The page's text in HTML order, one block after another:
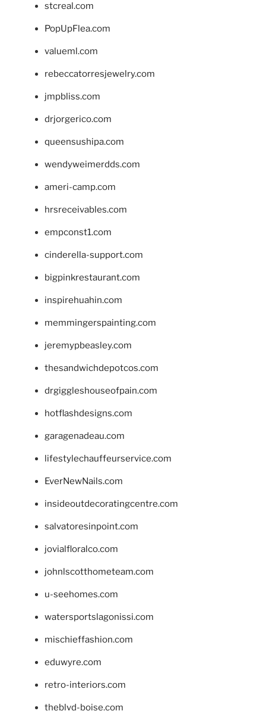
stcreal.com
PopUpFlea.com
valueml.com
rebeccatorresjewelry.com
jmpbliss.com
drjorgerico.com
queensushipa.com
wendyweimerdds.com
ameri-camp.com
hrsreceivables.com
empconst1.com
cinderella-support.com
bigpinkrestaurant.com
inspirehuahin.com
memmingerspainting.com
jeremypbeasley.com
thesandwichdepotcos.com
drgiggleshouseofpain.com
hotflashdesigns.com
garagenadeau.com
lifestylechauffeurservice.com
EverNewNails.com
insideoutdecoratingcentre.com
salvatoresinpoint.com
jovialfloralco.com
johnlscotthometeam.com
u-seehomes.com
watersportslagonissi.com
mischieffashion.com
eduwyre.com
retro-interiors.com
theblvd-boise.com